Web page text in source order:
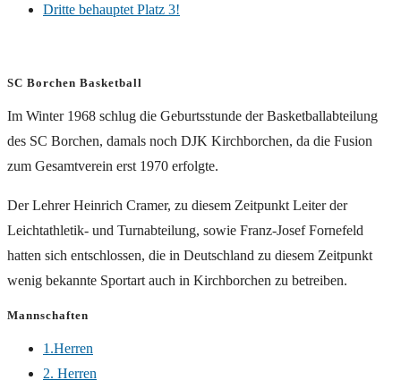
Dritte behauptet Platz 3!
SC Borchen Basketball
Im Winter 1968 schlug die Geburtsstunde der Basketballabteilung
des SC Borchen, damals noch DJK Kirchborchen, da die Fusion
zum Gesamtverein erst 1970 erfolgte.
Der Lehrer Heinrich Cramer, zu diesem Zeitpunkt Leiter der
Leichtathletik- und Turnabteilung, sowie Franz-Josef Fornefeld
hatten sich entschlossen, die in Deutschland zu diesem Zeitpunkt
wenig bekannte Sportart auch in Kirchborchen zu betreiben.
Mannschaften
1.Herren
2. Herren